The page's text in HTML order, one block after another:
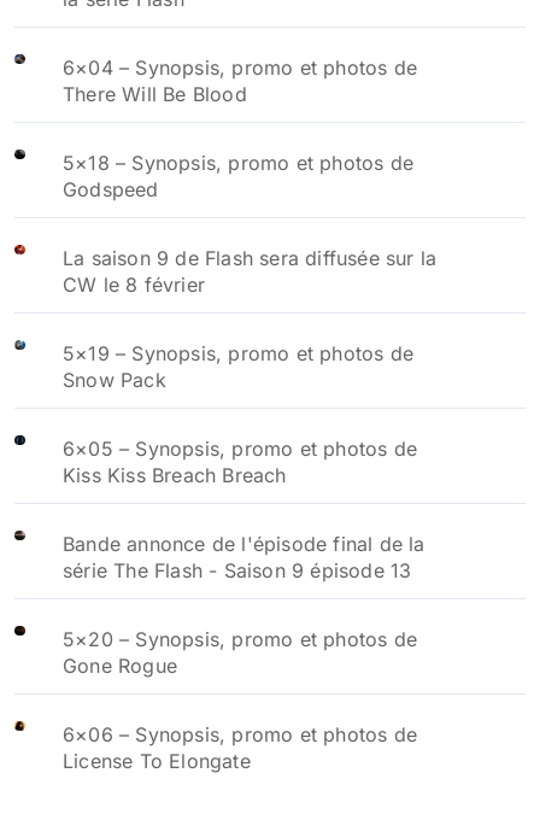
6×04 – Synopsis, promo et photos de
There Will Be Blood
5×18 – Synopsis, promo et photos de
Godspeed
La saison 9 de Flash sera diffusée sur la
CW le 8 février
5×19 – Synopsis, promo et photos de
Snow Pack
6×05 – Synopsis, promo et photos de
Kiss Kiss Breach Breach
Bande annonce de l'épisode final de la
série The Flash - Saison 9 épisode 13
5×20 – Synopsis, promo et photos de
Gone Rogue
6×06 – Synopsis, promo et photos de
License To Elongate